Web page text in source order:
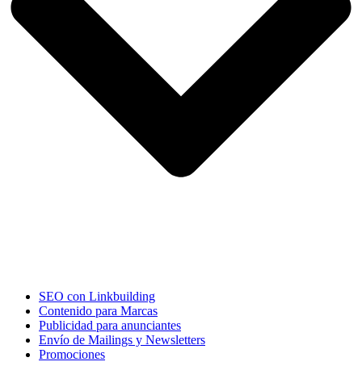
SEO con Linkbuilding
Contenido para Marcas
Publicidad para anunciantes
Envío de Mailings y Newsletters
Promociones